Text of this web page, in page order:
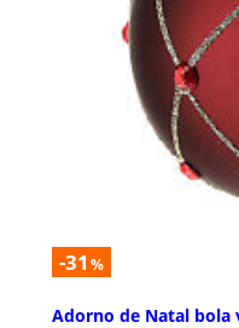
-31 %
Adorno de Natal bola